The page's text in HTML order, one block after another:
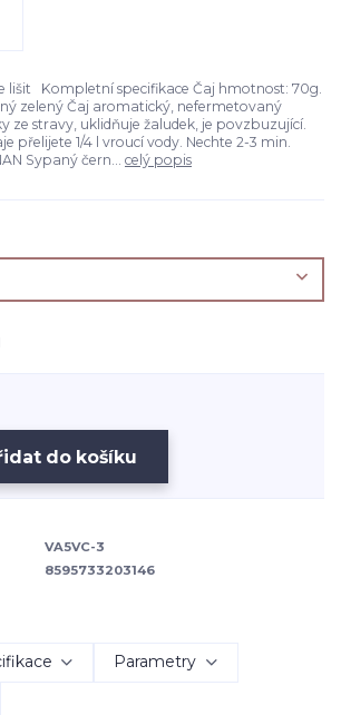
lišit Kompletní specifikace Čaj hmotnost: 70g.
zelený Čaj aromatický, nefermetovaný
ze stravy, uklidňuje žaludek, je povzbuzující.
přelijete 1/4 l vroucí vody. Nechte 2-3 min.
Sypaný čern... celý popis
do košíku
VA5VC-3
8595733203146
Parametry